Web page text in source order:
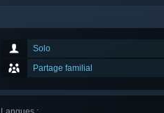
Solo
Partage familial